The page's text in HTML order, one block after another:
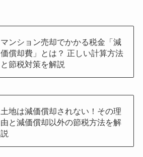
マンション売却でかかる税金「減
価償却費」とは？ 正しい計算方法
と節税対策を解説
土地は減価償却されない！その理
由と減価償却以外の節税方法を解
説